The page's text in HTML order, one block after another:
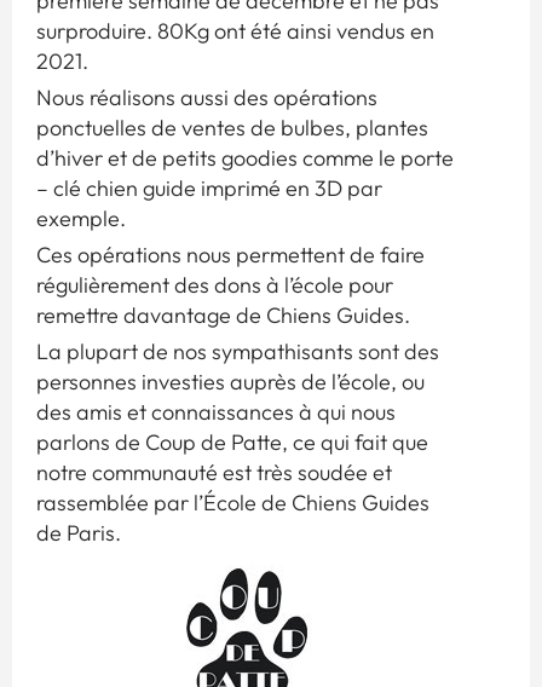
surproduire. 80Kg ont été ainsi vendus en
2021.
Nous réalisons aussi des opérations
ponctuelles de ventes de bulbes, plantes
d’hiver et de petits goodies comme le porte
– clé chien guide imprimé en 3D par
exemple.
Ces opérations nous permettent de faire
régulièrement des dons à l’école pour
remettre davantage de Chiens Guides.
La plupart de nos sympathisants sont des
personnes investies auprès de l’école, ou
des amis et connaissances à qui nous
parlons de Coup de Patte, ce qui fait que
notre communauté est très soudée et
rassemblée par l’École de Chiens Guides
de Paris.